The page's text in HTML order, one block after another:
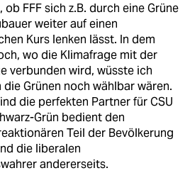
ob FFF sich z.B. durch eine Grüne
weiter auf einen
Kurs lenken lässt. In dem
wo die Klimafrage mit der
verbunden wird, wüsste ich
Grünen noch wählbar wären.
die perfekten Partner für CSU
Grün bedient den
Teil der Bevölkerung
die liberalen
andererseits.